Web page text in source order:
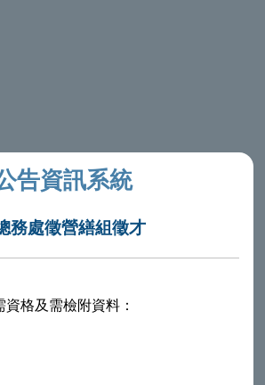
告資訊系統
務處徵營繕組徵才
格及需檢附資料：